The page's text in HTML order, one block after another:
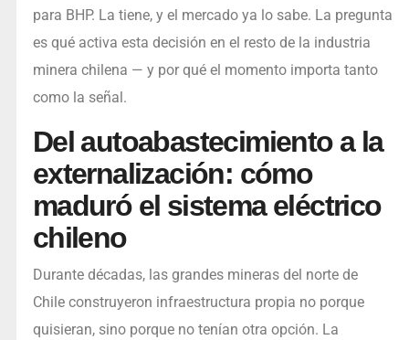
para BHP. La tiene, y el mercado ya lo sabe. La pregunta
es qué activa esta decisión en el resto de la industria
minera chilena — y por qué el momento importa tanto
como la señal.
Del autoabastecimiento a la
externalización: cómo
maduró el sistema eléctrico
chileno
Durante décadas, las grandes mineras del norte de
Chile construyeron infraestructura propia no porque
quisieran, sino porque no tenían otra opción. La